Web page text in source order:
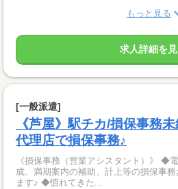
もっと見る
求人詳細を
[一般派遣]
《芦屋》駅チカ/損保事務
代理店で損保事務♪
《損保事務（営業アシスタント）》 ◆
成、満期案内の補助、計上等の損保事
ます♪ ◆慣れてきた...